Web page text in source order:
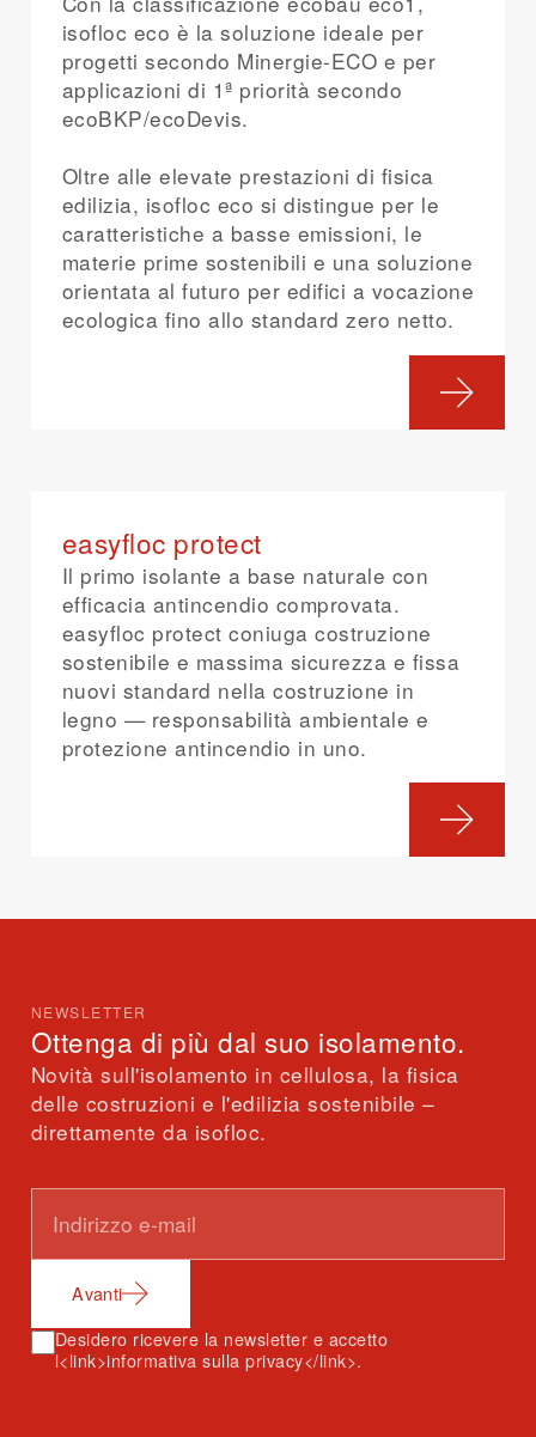
isofloc eco è la soluzione ideale per
progetti secondo Minergie-ECO e per
applicazioni di 1ª priorità secondo
ecoBKP/ecoDevis.
Oltre alle elevate prestazioni di fisica
edilizia, isofloc eco si distingue per le
caratteristiche a basse emissioni, le
materie prime sostenibili e una soluzione
orientata al futuro per edifici a vocazione
ecologica fino allo standard zero netto.
easyfloc protect
Il primo isolante a base naturale con
efficacia antincendio comprovata.
easyfloc protect coniuga costruzione
sostenibile e massima sicurezza e fissa
nuovi standard nella costruzione in
legno — responsabilità ambientale e
protezione antincendio in uno.
NEWSLETTER
Ottenga di più dal suo isolamento.
Novità sull'isolamento in cellulosa, la fisica
delle costruzioni e l'edilizia sostenibile –
direttamente da isofloc.
Avanti
Desidero ricevere la newsletter e accetto
l<link>informativa sulla privacy</link>.